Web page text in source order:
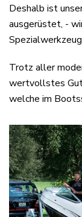
Deshalb ist
ausgerüstet, -
Trotz aller
wertvollstes Gut
welche im